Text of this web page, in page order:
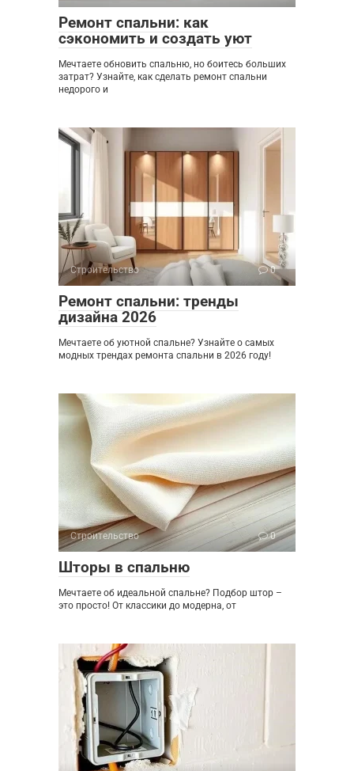
Ремонт спальни: как
сэкономить и создать уют
Мечтаете обновить спальню, но боитесь больших
затрат? Узнайте, как сделать ремонт спальни
недорого и
Строительство 0
Ремонт спальни: тренды
дизайна 2026
Мечтаете об уютной спальне? Узнайте о самых
модных трендах ремонта спальни в 2026 году!
Строительство 0
Шторы в спальню
Мечтаете об идеальной спальне? Подбор штор –
это просто! От классики до модерна, от